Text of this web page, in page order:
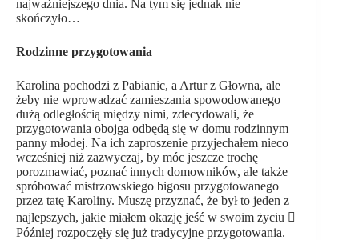
najważniejszego dnia. Na tym się jednak nie
skończyło…
Rodzinne przygotowania
Karolina pochodzi z Pabianic, a Artur z Głowna, ale
żeby nie wprowadzać zamieszania spowodowanego
dużą odległością między nimi, zdecydowali, że
przygotowania obojga odbędą się w domu rodzinnym
panny młodej. Na ich zaproszenie przyjechałem nieco
wcześniej niż zazwyczaj, by móc jeszcze trochę
porozmawiać, poznać innych domowników, ale także
spróbować mistrzowskiego bigosu przygotowanego
przez tatę Karoliny. Muszę przyznać, że był to jeden z
najlepszych, jakie miałem okazję jeść w swoim życiu 
Później rozpoczęły się już tradycyjne przygotowania.